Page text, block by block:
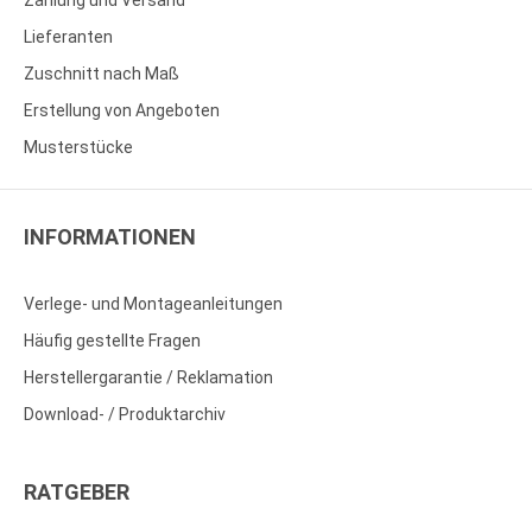
Lieferanten
Zuschnitt nach Maß
Erstellung von Angeboten
Musterstücke
INFORMATIONEN
Verlege- und Montageanleitungen
Häufig gestellte Fragen
Herstellergarantie / Reklamation
Download- / Produktarchiv
RATGEBER